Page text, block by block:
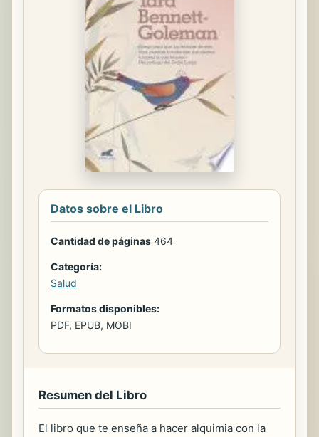
Datos sobre el Libro
Cantidad de páginas 464
Categoría:
Salud
Formatos disponibles:
PDF, EPUB, MOBI
Resumen del Libro
El libro que te enseña a hacer alquimia con la